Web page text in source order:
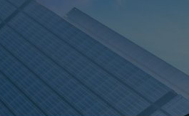
신제품 개발 현황